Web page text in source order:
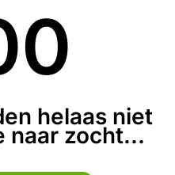
helaas niet
naar zocht...